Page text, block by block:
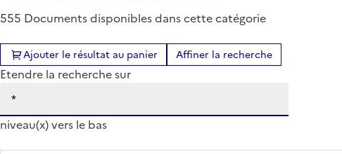
555 Documents disponibles dans cette catégorie
Ajouter le résultat au panier Affiner la recherche
Etendre la recherche sur
niveau(x) vers le bas